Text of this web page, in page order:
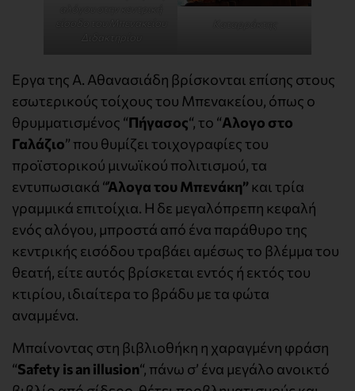
είσοδο του Μπενακείου
Διδακτηρίου
Εργα της Α. Αθανασιάδη βρίσκονται επίσης στους
εσωτερικούς τοίχους του Μπενακείου, όπως ο
θρυμματισμένος “Πήγασος“, το “Αλογο στο
Γαλάζιο” που θυμίζει τοιχογραφίες του
προϊστορικού μινωϊκού πολιτισμού, τα
εντυπωσιακά “Άλογα του Μπενάκη” και τρία
γραμμικά επιτοίχια. Η δε μεγαλόπρεπη κεφαλή
ενός αλόγου, μπροστά από ένα παράθυρο της
κεντρικής εισόδου τραβάει αμέσως το βλέμμα του
θεατή, είτε αυτός βρίσκεται εντός ή εκτός του
κτιρίου, ιδιαίτερα το βράδυ με τα φώτα
αναμμένα.
Μπαίνοντας στη βιβλιοθήκη η χαραγμένη φράση
“Safety is an illusion“, πάνω σ’ ένα μεγάλο ανοικτό